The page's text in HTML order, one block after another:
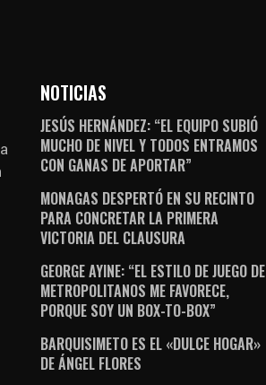
NOTICIAS
JESÚS HERNÁNDEZ: “EL EQUIPO SUBIÓ
MUCHO DE NIVEL Y TODOS ENTRAMOS
CON GANAS DE APORTAR”
MONAGAS DESPERTÓ EN SU RECINTO
PARA CONCRETAR LA PRIMERA
VICTORIA DEL CLAUSURA
GEORGE AYINE: “EL ESTILO DE JUEGO DE
METROPOLITANOS ME FAVORECE,
PORQUE SOY UN BOX-TO-BOX”
BARQUISIMETO ES EL «DULCE HOGAR»
DE ÁNGEL FLORES